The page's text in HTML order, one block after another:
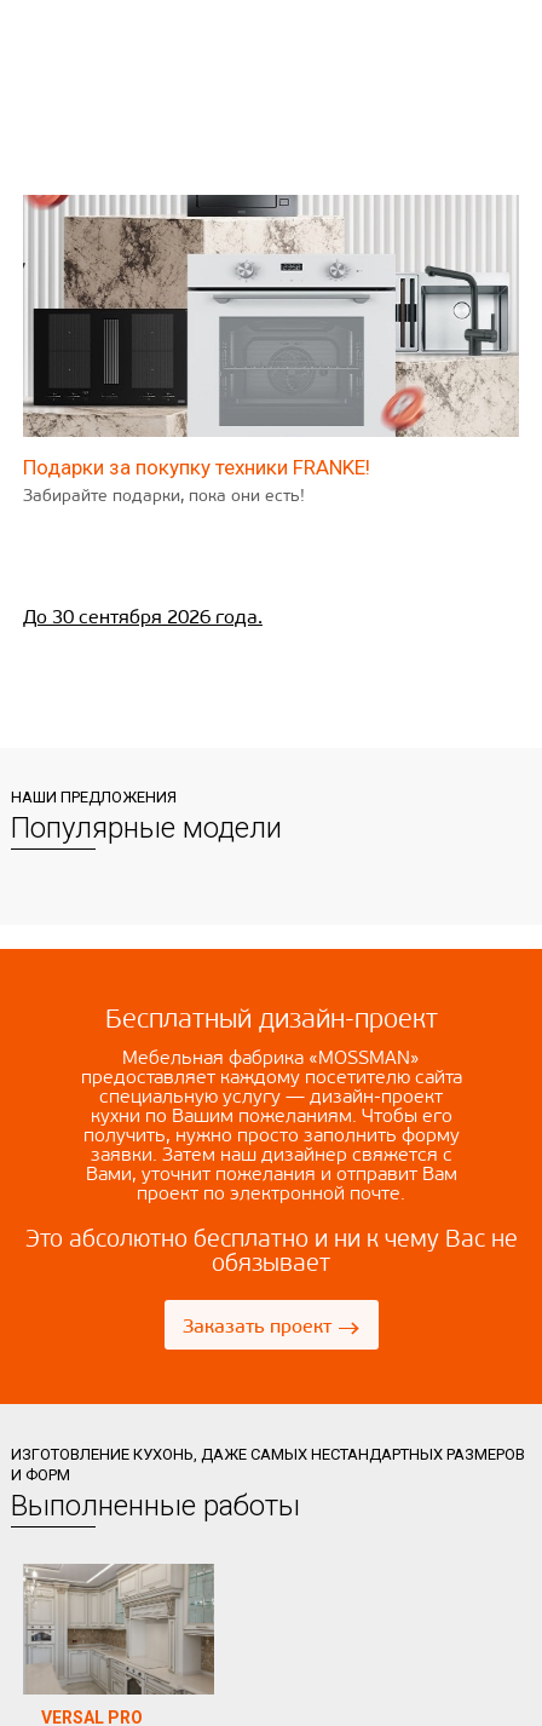
Подарки за покупку техники FRANKE!
Забирайте подарки, пока они есть!
До 30 сентября 2026 года.
НАШИ ПРЕДЛОЖЕНИЯ
Популярные модели
Бесплатный дизайн-проект
Мебельная фабрика «MOSSMAN»
предоставляет каждому посетителю сайта
специальную услугу — дизайн-проект
кухни по Вашим пожеланиям. Чтобы его
получить, нужно просто заполнить форму
заявки. Затем наш дизайнер свяжется с
Вами, уточнит пожелания и отправит Вам
проект по электронной почте.
Это абсолютно бесплатно и ни к чему Вас не
обязывает
Заказать проект →
ИЗГОТОВЛЕНИЕ КУХОНЬ, ДАЖЕ САМЫХ НЕСТАНДАРТНЫХ РАЗМЕРОВ
И ФОРМ
Выполненные работы
VERSAL PRO